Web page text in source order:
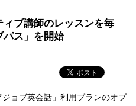
ブ講師のレッスンを毎
パス」を開始
ョブ英会話」利用プランのオプ